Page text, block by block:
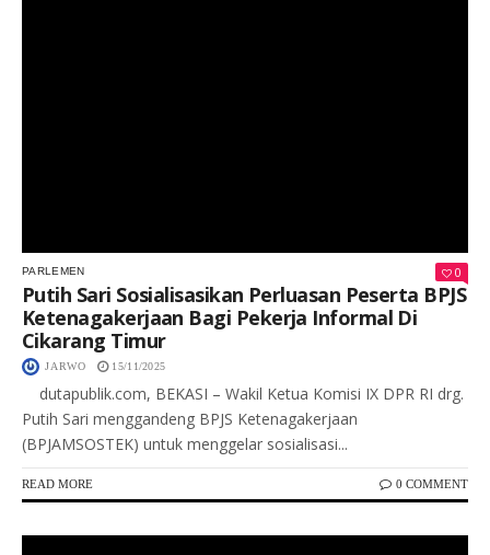
PARLEMEN 0
Putih Sari Sosialisasikan Perluasan Peserta BPJS
Ketenagakerjaan Bagi Pekerja Informal Di
Cikarang Timur
JARWO 15/11/2025
dutapublik.com, BEKASI – Wakil Ketua Komisi IX DPR RI drg.
Putih Sari menggandeng BPJS Ketenagakerjaan
(BPJAMSOSTEK) untuk menggelar sosialisasi...
READ MORE 0 COMMENT
Keterangan Gambar: Asep Syaripudin (Kanan), Dan Nendi Wirasasmita (Kiri)